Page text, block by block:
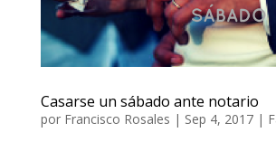
Casarse un sábado ante notario
por Francisco Rosales | Sep 4, 2017|